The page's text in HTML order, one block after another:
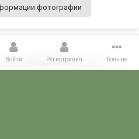
фотографии
Подписчики 1
Войти Регистрация Больше